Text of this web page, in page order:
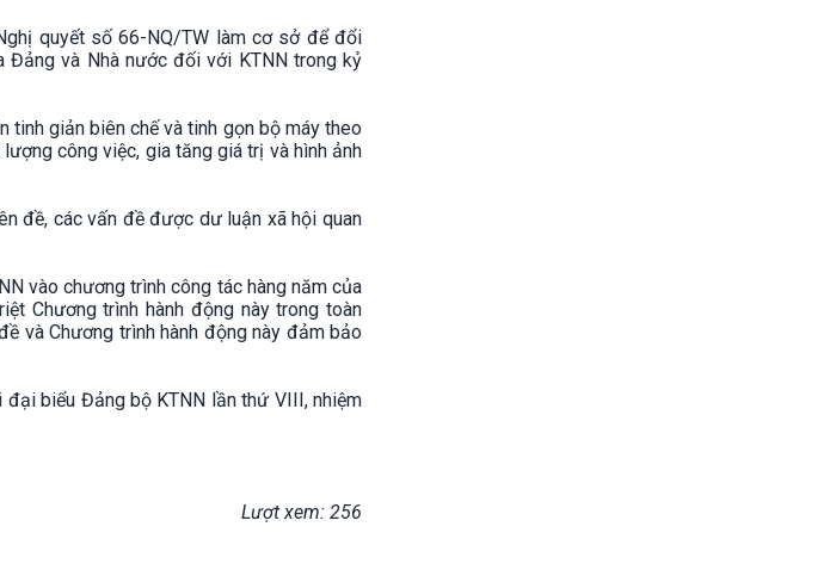
quyết số 66-NQ/TW làm cơ sở để đổi
Đảng và Nhà nước đối với KTNN trong kỷ
tinh giản biên chế và tinh gọn bộ máy theo
công việc, gia tăng giá trị và hình ảnh
đề, các vấn đề được dư luận xã hội quan
vào chương trình công tác hàng năm của
Chương trình hành động này trong toàn
và Chương trình hành động này đảm bảo
biểu Đảng bộ KTNN lần thứ VIII, nhiệm
Lượt xem: 256